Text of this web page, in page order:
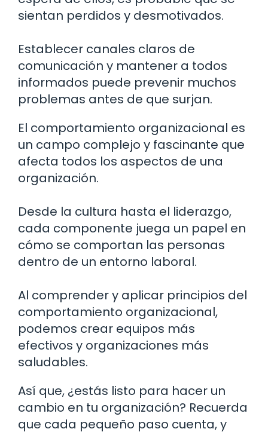
sientan perdidos y desmotivados.
Establecer canales claros de
comunicación y mantener a todos
informados puede prevenir muchos
problemas antes de que surjan.
El comportamiento organizacional es
un campo complejo y fascinante que
afecta todos los aspectos de una
organización.
Desde la cultura hasta el liderazgo,
cada componente juega un papel en
cómo se comportan las personas
dentro de un entorno laboral.
Al comprender y aplicar principios del
comportamiento organizacional,
podemos crear equipos más
efectivos y organizaciones más
saludables.
Así que, ¿estás listo para hacer un
cambio en tu organización? Recuerda
que cada pequeño paso cuenta, y